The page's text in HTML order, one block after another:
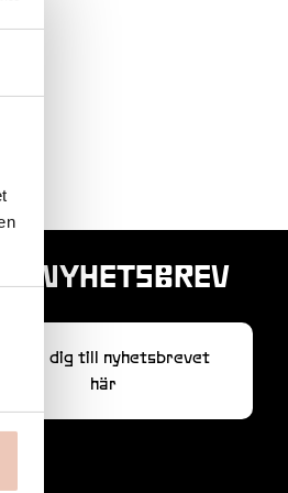
NYHETSBREV
Anmäl dig till nyhetsbrevet
här